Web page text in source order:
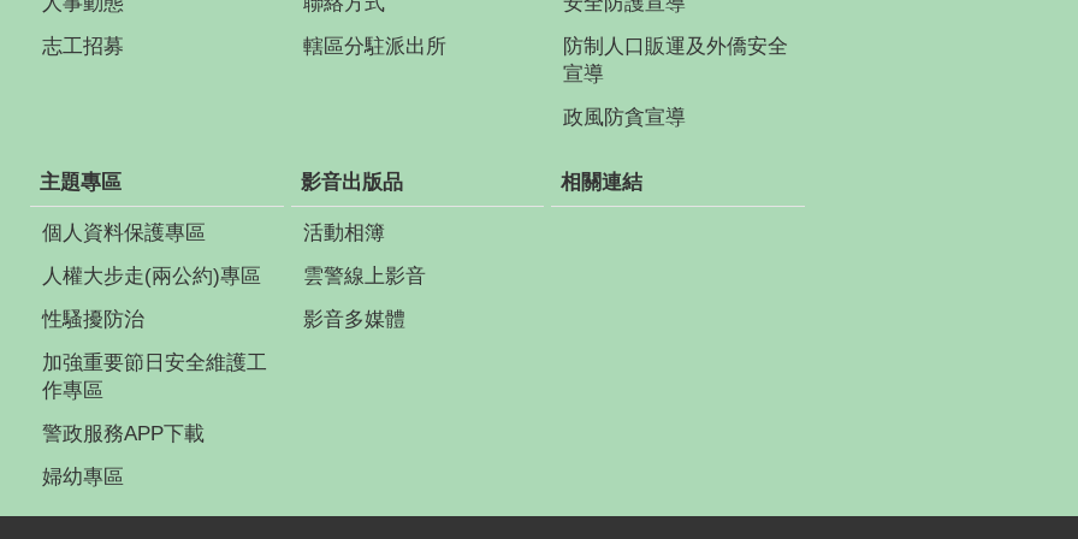
志工招募
轄區分駐派出所
防制人口販運及外僑安全
宣導
政風防貪宣導
主題專區
個人資料保護專區
人權大步走(兩公約)專區
性騷擾防治
加強重要節日安全維護工
作專區
警政服務APP下載
婦幼專區
影音出版品
活動相簿
雲警線上影音
影音多媒體
相關連結